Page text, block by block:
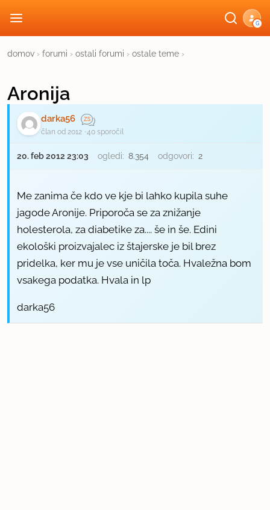
G
domov › forumi › ostali forumi › ostale teme ›
Aronija
darka56
član od 2012 40 sporočil
20. feb 2012 23:03 ogledi: 8.354 odgovori: 2
Me zanima če kdo ve kje bi lahko kupila suhe
jagode Aronije. Priporoča se za znižanje
holesterola, za diabetike za.... še in še. Edini
ekološki proizvajalec iz štajerske je bil brez
pridelka, ker mu je vse uničila toča. Hvaležna bom
vsakega podatka. Hvala in lp
darka56